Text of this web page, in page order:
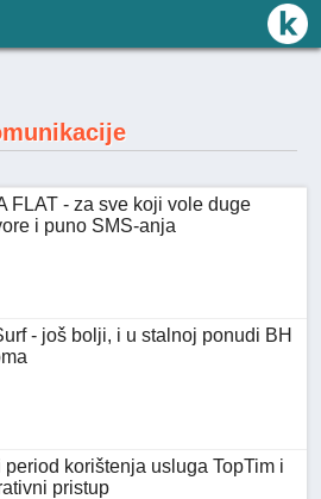
FLAT - za sve koji vole duge
i puno SMS-anja
- još bolji, i u stalnoj ponudi BH
period korištenja usluga TopTim i
pristup